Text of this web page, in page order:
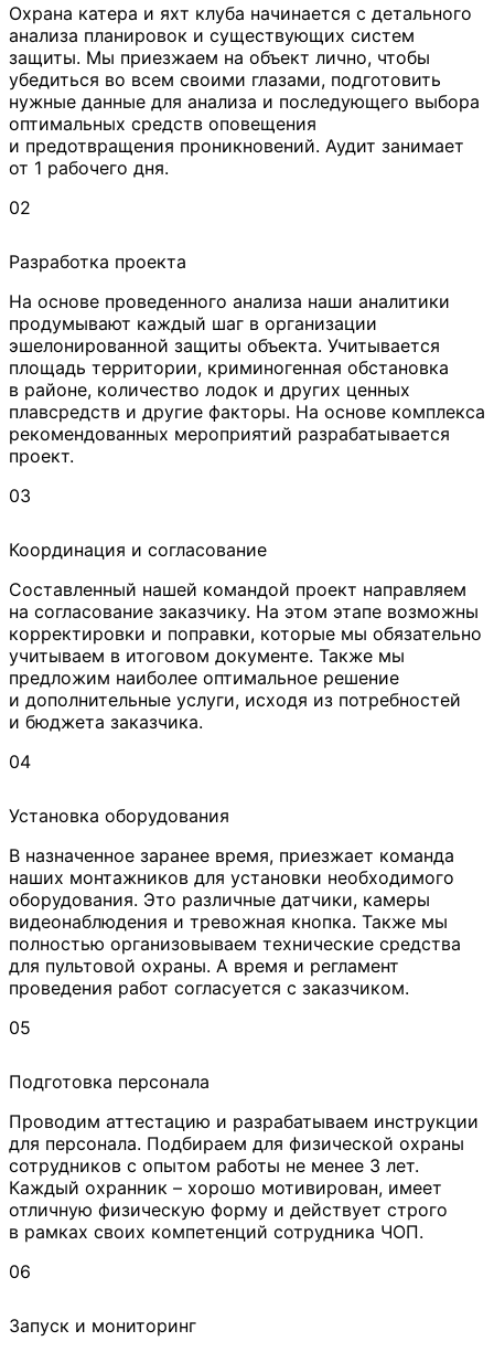
Охрана катера и яхт клуба начинается с детального
анализа планировок и существующих систем
защиты. Мы приезжаем на объект лично, чтобы
убедиться во всем своими глазами, подготовить
нужные данные для анализа и последующего выбора
оптимальных средств оповещения
и предотвращения проникновений. Аудит занимает
от 1 рабочего дня.
02
Разработка проекта
На основе проведенного анализа наши аналитики
продумывают каждый шаг в организации
эшелонированной защиты объекта. Учитывается
площадь территории, криминогенная обстановка
в районе, количество лодок и других ценных
плавсредств и другие факторы. На основе комплекса
рекомендованных мероприятий разрабатывается
проект.
03
Координация и согласование
Составленный нашей командой проект направляем
на согласование заказчику. На этом этапе возможны
корректировки и поправки, которые мы обязательно
учитываем в итоговом документе. Также мы
предложим наиболее оптимальное решение
и дополнительные услуги, исходя из потребностей
и бюджета заказчика.
04
Установка оборудования
В назначенное заранее время, приезжает команда
наших монтажников для установки необходимого
оборудования. Это различные датчики, камеры
видеонаблюдения и тревожная кнопка. Также мы
полностью организовываем технические средства
для пультовой охраны. А время и регламент
проведения работ согласуется с заказчиком.
05
Подготовка персонала
Проводим аттестацию и разрабатываем инструкции
для персонала. Подбираем для физической охраны
сотрудников с опытом работы не менее 3 лет.
Каждый охранник – хорошо мотивирован, имеет
отличную физическую форму и действует строго
в рамках своих компетенций сотрудника ЧОП.
06
Запуск и мониторинг